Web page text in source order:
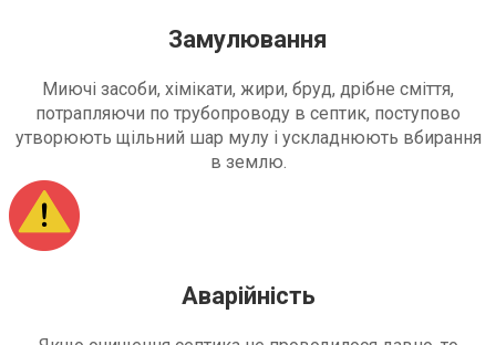
Замулювання
Миючі засоби, хімікати, жири, бруд, дрібне сміття,
потрапляючи по трубопроводу в септик, поступово
утворюють щільний шар мулу і ускладнюють вбирання
в землю.
Аварійність